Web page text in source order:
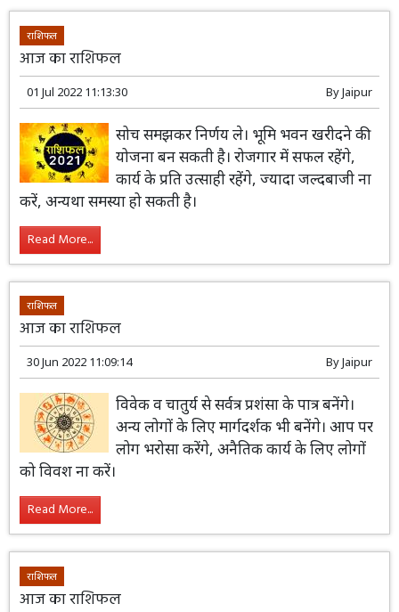
Read More...
राशिफल
आज का राशिफल
01 Jul 2022 11:13:30 ByJaipur
सोच समझकर निर्णय ले। भूमि भवन खरीदने की
योजना बन सकती है। रोजगार में सफल रहेंगे,
करें, अन्यथा समस्या हो सकती है।
Read More...
राशिफल
आज का राशिफल
30 Jun 2022 11:09:14 ByJaipur
विवेक व चातुर्य से सर्वत्र प्रशंसा के पात्र बनेंगे।
को विवश ना करें।
Read More...